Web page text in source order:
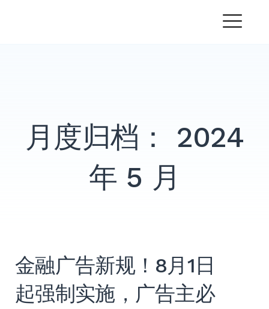
月度归档： 2024
年 5 月
金融广告新规！8月1日
起强制实施，广告主必